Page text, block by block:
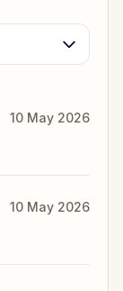
10 May 2026
10 May 2026